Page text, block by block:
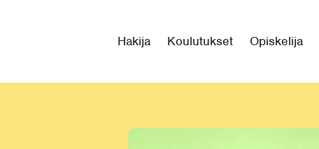
Hakija Koulutukset Opiskelija